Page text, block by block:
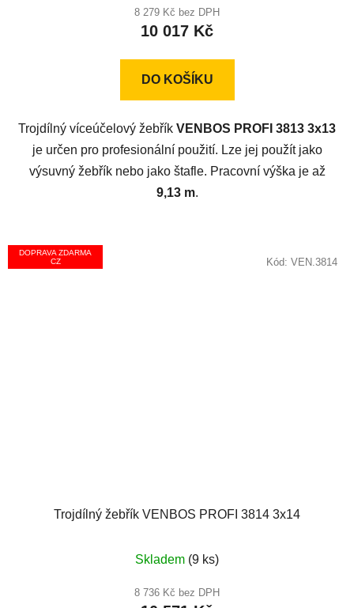
produktu
je
z
8 279 Kč bez DPH
10 017 Kč
DO KOŠÍKU
Trojdílný víceúčelový žebřík VENBOS PROFI 3813 3x13
je určen pro profesionální použití. Lze jej použít jako
výsuvný žebřík nebo jako štafle. Pracovní výška je až
9,13 m.
DOPRAVA ZDARMA
CZ
Trojdílný žebřík VENBOS PROFI 3814 3x14
hodnocení
produktu
Skladem (9 ks)
8 736 Kč bez DPH
Kód: VEN.3814